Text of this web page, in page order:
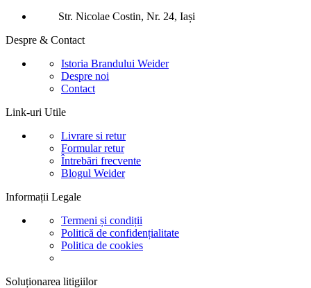
Str. Nicolae Costin, Nr. 24, Iași
Despre & Contact
Istoria Brandului Weider
Despre noi
Contact
Link-uri Utile
Livrare si retur
Formular retur
Întrebări frecvente
Blogul Weider
Informații Legale
Termeni și condiții
Politică de confidențialitate
Politica de cookies
Soluționarea litigiilor